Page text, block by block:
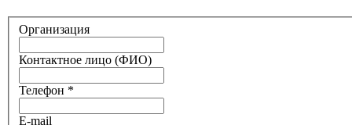
Организация
Контактное лицо (ФИО)
Телефон *
E-mail